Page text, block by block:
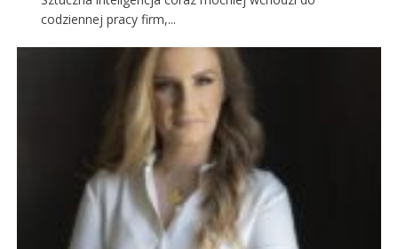
codziennej pracy firm,...